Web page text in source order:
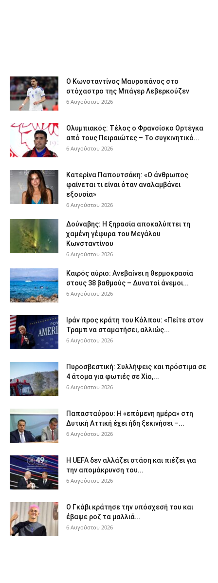
Ο Κωνσταντίνος Μαυροπάνος στο
στόχαστρο της Μπάγερ Λεβερκούζεν
6 Αυγούστου 2026
Ολυμπιακός: Τέλος ο Φρανσίσκο Ορτέγκα
από τους Πειραιώτες – Το συγκινητικό...
6 Αυγούστου 2026
Κατερίνα Παπουτσάκη: «Ο άνθρωπος
φαίνεται τι είναι όταν αναλαμβάνει
εξουσία»
6 Αυγούστου 2026
Δούναβης: Η ξηρασία αποκαλύπτει τη
χαμένη γέφυρα του Μεγάλου
Κωνσταντίνου
6 Αυγούστου 2026
Καιρός αύριο: Ανεβαίνει η θερμοκρασία
στους 38 βαθμούς – Δυνατοί άνεμοι...
6 Αυγούστου 2026
Ιράν προς κράτη του Κόλπου: «Πείτε στον
Τραμπ να σταματήσει, αλλιώς...
6 Αυγούστου 2026
Πυροσβεστική: Συλλήψεις και πρόστιμα σε
4 άτομα για φωτιές σε Χίο,...
6 Αυγούστου 2026
Παπασταύρου: Η «επόμενη ημέρα» στη
Δυτική Αττική έχει ήδη ξεκινήσει –...
6 Αυγούστου 2026
Η UEFA δεν αλλάζει στάση και πιέζει για
την απομάκρυνση του...
6 Αυγούστου 2026
Ο Γκάβι κράτησε την υπόσχεσή του και
έβαψε ροζ τα μαλλιά...
6 Αυγούστου 2026